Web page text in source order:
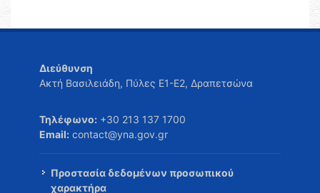
Διεύθυνση
Ακτή Βασιλειάδη, Πύλες Ε1-Ε2, Δραπετσώνα
Τηλέφωνο: +30 213 137 1700
Email: contact@yna.gov.gr
Προστασία δεδομένων προσωπικού
χαρακτήρα